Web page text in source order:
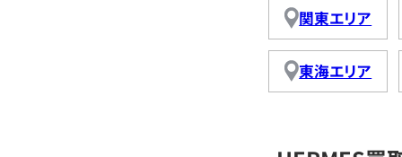
関東エリア
東海エリア